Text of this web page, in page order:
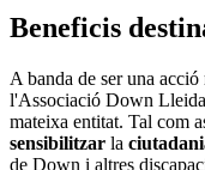
Beneficis
A banda de ser una
l'Associació Down
mateixa entitat. Tal com
sensibilitzar la
de Down i altres